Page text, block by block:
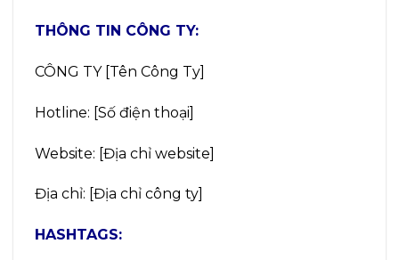
THÔNG TIN CÔNG TY:
CÔNG TY [Tên Công Ty]
Hotline: [Số điện thoại]
Website: [Địa chỉ website]
Địa chỉ: [Địa chỉ công ty]
HASHTAGS: